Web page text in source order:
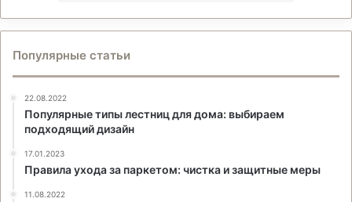
Популярные статьи
22.08.2022
Популярные типы лестниц для дома: выбираем
подходящий дизайн
17.01.2023
Правила ухода за паркетом: чистка и защитные меры
11.08.2022